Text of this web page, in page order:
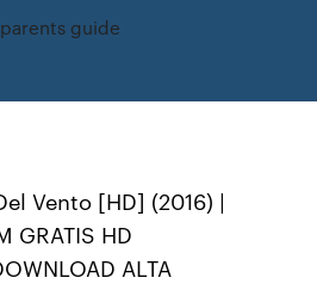
guide
Vento [HD] (2016) |
GRATIS HD
ALTA